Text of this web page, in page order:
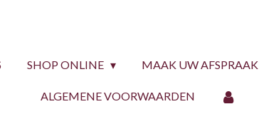
SHOP ONLINE MAAK UW AFSPRAAK
ALGEMENE VOORWAARDEN